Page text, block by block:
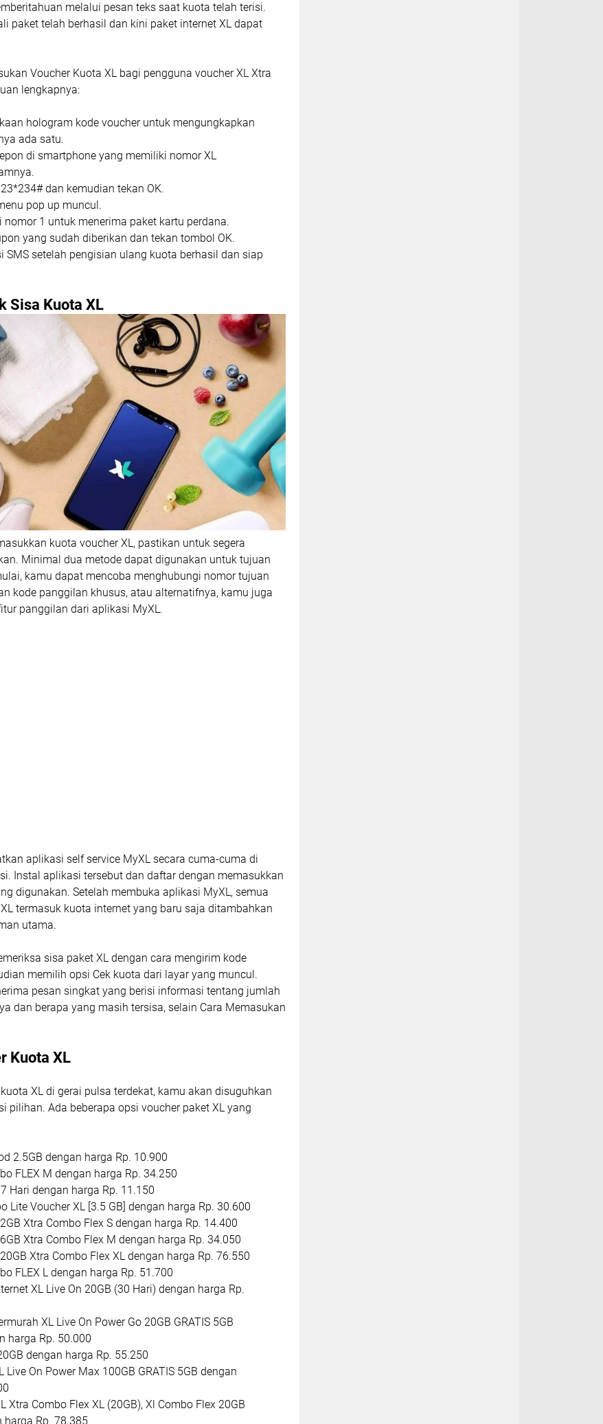
melalui pesan teks saat kuota telah terisi.
paket telah berhasil dan kini paket internet XL dapat
Voucher Kuota XL bagi pengguna voucher XL Xtra
lengkapnya:
hologram kode voucher untuk mengungkapkan
ada satu.
di smartphone yang memiliki nomor XL
dan kemudian tekan OK.
pop up muncul.
nomor 1 untuk menerima paket kartu perdana.
yang sudah diberikan dan tekan tombol OK.
SMS setelah pengisian ulang kuota berhasil dan siap
Sisa Kuota XL
kuota voucher XL, pastikan untuk segera
Minimal dua metode dapat digunakan untuk tujuan
kamu dapat mencoba menghubungi nomor tujuan
kode panggilan khusus, atau alternatifnya, kamu juga
panggilan dari aplikasi MyXL.
aplikasi self service MyXL secara cuma-cuma di
Instal aplikasi tersebut dan daftar dengan memasukkan
digunakan. Setelah membuka aplikasi MyXL, semua
termasuk kuota internet yang baru saja ditambahkan
utama.
sisa paket XL dengan cara mengirim kode
memilih opsi Cek kuota dari layar yang muncul.
pesan singkat yang berisi informasi tentang jumlah
dan berapa yang masih tersisa, selain Cara Memasukan
Kuota XL
XL di gerai pulsa terdekat, kamu akan disuguhkan
pilihan. Ada beberapa opsi voucher paket XL yang
2.5GB dengan harga Rp. 10.900
FLEX M dengan harga Rp. 34.250
Hari dengan harga Rp. 11.150
Lite Voucher XL [3.5 GB] dengan harga Rp. 30.600
Xtra Combo Flex S dengan harga Rp. 14.400
Xtra Combo Flex M dengan harga Rp. 34.050
Xtra Combo Flex XL dengan harga Rp. 76.550
FLEX L dengan harga Rp. 51.700
XL Live On 20GB (30 Hari) dengan harga Rp.
XL Live On Power Go 20GB GRATIS 5GB
harga Rp. 50.000
dengan harga Rp. 55.250
Live On Power Max 100GB GRATIS 5GB dengan
Xtra Combo Flex XL (20GB), Xl Combo Flex 20GB
harga Rp. 78.385